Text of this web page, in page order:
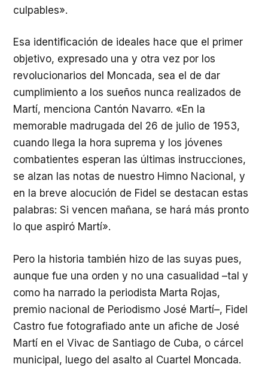
culpables».
Esa identificación de ideales hace que el primer
objetivo, expresado una y otra vez por los
revolucionarios del Moncada, sea el de dar
cumplimiento a los sueños nunca realizados de
Martí, menciona Cantón Navarro. «En la
memorable madrugada del 26 de julio de 1953,
cuando llega la hora suprema y los jóvenes
combatientes esperan las últimas instrucciones,
se alzan las notas de nuestro Himno Nacional, y
en la breve alocución de Fidel se destacan estas
palabras: Si vencen mañana, se hará más pronto
lo que aspiró Martí».
Pero la historia también hizo de las suyas pues,
aunque fue una orden y no una casualidad –tal y
como ha narrado la periodista Marta Rojas,
premio nacional de Periodismo José Martí–, Fidel
Castro fue fotografiado ante un afiche de José
Martí en el Vivac de Santiago de Cuba, o cárcel
municipal, luego del asalto al Cuartel Moncada.